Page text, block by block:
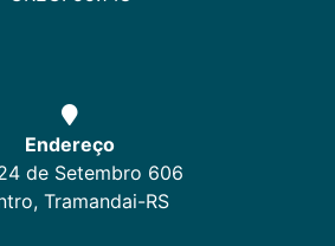
Endereço
de Setembro 606
Tramandai-RS